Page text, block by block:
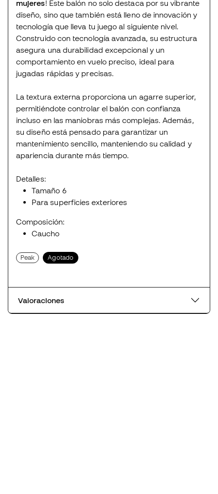
mujeres! Este balón no solo destaca por su vibrante
diseño, sino que también está lleno de innovación y
tecnología que lleva tu juego al siguiente nivel.
Construido con tecnología avanzada, su estructura
asegura una durabilidad excepcional y un
comportamiento en vuelo preciso, ideal para
jugadas rápidas y precisas.
La textura externa proporciona un agarre superior,
permitiéndote controlar el balón con confianza
incluso en las maniobras más complejas. Además,
su diseño está pensado para garantizar un
mantenimiento sencillo, manteniendo su calidad y
apariencia durante más tiempo.
Detalles:
Tamaño 6
Para superficies exteriores
Composición:
Caucho
Peak Agotado
Valoraciones